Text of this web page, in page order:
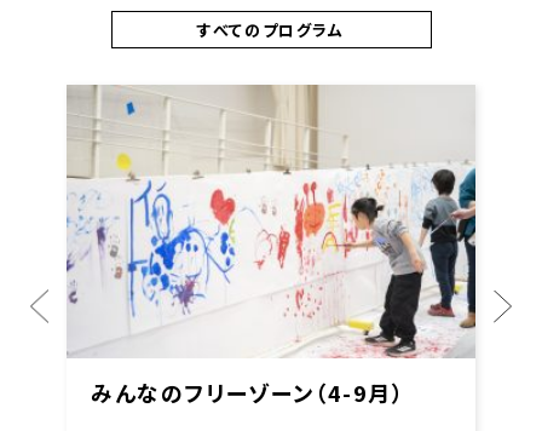
すべてのプログラム
みんなのフリーゾーン（4-9月）